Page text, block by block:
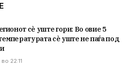
сè уште гори: Во овие 5
сè уште не паѓа под
22:11